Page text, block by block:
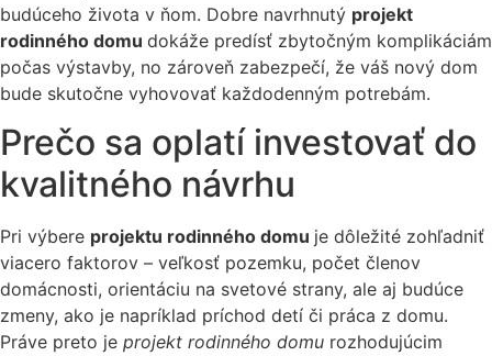
budúceho života v ňom. Dobre navrhnutý projekt
rodinného domu dokáže predísť zbytočným komplikáciám
počas výstavby, no zároveň zabezpečí, že váš nový dom
bude skutočne vyhovovať každodenným potrebám.
Prečo sa oplatí investovať do
kvalitného návrhu
Pri výbere projektu rodinného domu je dôležité zohľadniť
viacero faktorov – veľkosť pozemku, počet členov
domácnosti, orientáciu na svetové strany, ale aj budúce
zmeny, ako je napríklad príchod detí či práca z domu.
Práve preto je projekt rodinného domu rozhodujúcim